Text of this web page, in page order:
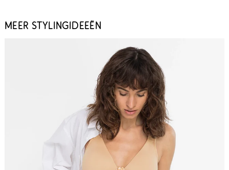
MEER STYLINGIDEEËN